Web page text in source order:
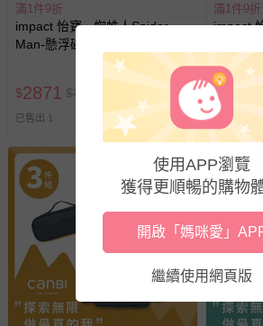
滿1件9折
impact 怡寶 - 蜘蛛人Spider
Man-懸浮磁扣護脊書包
IMMVSD709BK | 120-140公分
孩童適用 | 精選好禮兩件組（恐
龍午餐袋、童趣森林筆袋）
$2871 $3390
已售出 1 追蹤
滿1件9折
impact
院護脊
| 110-
好禮兩
趣森林筆
$2781
最新上架
使用APP瀏覽
獲得更順暢的購物
開啟「媽咪愛」
繼續使用網頁版